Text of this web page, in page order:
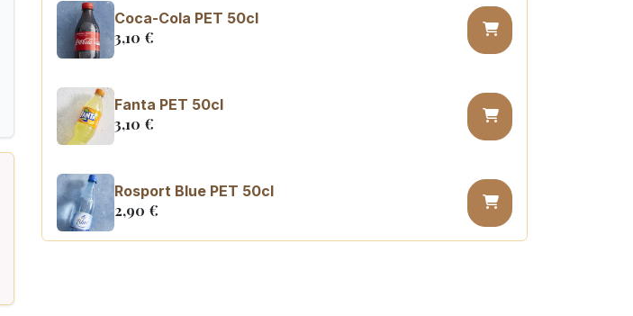
Coca-Cola PET 50cl
3,10 €
Fanta PET 50cl
3,10 €
Rosport Blue PET 50cl
2,90 €